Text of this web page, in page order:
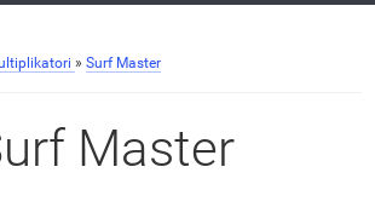
» Surf Master
Master